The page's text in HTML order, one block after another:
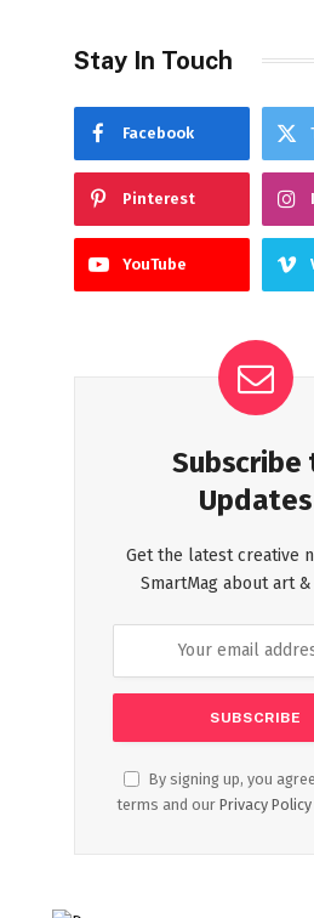
Stay In Touch
Facebook
Pinterest
YouTube
Subscribe
Updates
Get the latest creative
SmartMag about art &
By signing up, you
terms and our Privacy Policy